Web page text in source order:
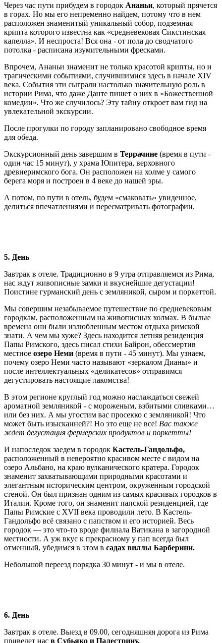
Через час пути прибудем в городок Ананьи, который прячется
в горах. Но мы его непременно найдем, потому что в нем
расположен знаменитый уникальный собор, подземная
крипта которого известна как «средневековая Сикстинская
капелла». И неспроста! Вся она - от пола до сводчатого
потолка - расписана изумительными фресками.
Впрочем, Ананьи знаменит не только красотой крипты, но и
трагическими событиями, случившимися здесь в начале XIV
века. События эти сыграли настолько значительную роль в
истории Рима, что даже Данте пишет о них в «Божественной
комедии». Что же случилось? Эту тайну откроет вам гид на
увлекательной экскурсии.
После прогулки по городу запланировано свободное время
для обеда.
Экскурсионный день завершим в Террачине (время в пути -
один час 15 минут), у храма Юпитера, верховного
древнеримского бога. Он расположен на холме у самого
берега моря и построен в 4 веке до нашей эры.
А потом, по пути в отель, будем «смаковать» увиденное,
делиться впечатлениями и пересматривать фотографии.
5. День
Завтрак в отеле. Традиционно в 9 утра отправляемся из Рима,
нас ждут живописные замки и вкуснейшие дегустации!
Поистине гурманский день с земляникой, сыром и поркеттой.
Мы совершим незабываемое путешествие по средневековым
городкам, расположенным на живописных холмах. В былые
времена они были излюбленным местом отдыха римской
знати. А чем мы хуже? Здесь находится летняя резиденция
Папы Римского, здесь писал стихи Байрон, обессмертив
местное озеро Неми (время в пути - 45 минут). Мы узнаем,
почему озеро Неми часто называют «зеркалом Дианы» и
после интеллектуальных «деликатесов» отправимся
дегустировать настоящие лакомства!
В этом регионе круглый год можно наслаждаться свежей
ароматной земляникой - с мороженым, взбитыми сливками…
или без них. А мы угостим вас просекко с земляникой! Что
может быть изысканней?! Но это еще не все! Вас также
ждет дегустация фермерских продуктов и поркетты!
И напоследок заедем в городок Кастель-Гандольфо,
расположенный в невероятно красивом месте с видом на
озеро Альбано, на краю вулканического кратера. Городок
знаменит захватывающими природными красотами и
элегантным историческим центром, окруженным городской
стеной. Он был признан одним из самых красивых городков в
Италии. Кроме того, он знаменит папской резиденцией, где
Папы Римские с XVII века проводили лето. В Кастель-
Гандольфо всё связано с папством и его историей. Весь
городок — это что-то вроде филиала Ватикана в загородной
местности. А уж вкус к прекрасному у пап всегда был
отменный, убедимся в этом в садах виллы Барберини.
Небольшой переезд порядка 30 минут - и мы в отеле.
6. День
Завтрак в отеле. Выезд в 09.00, сегодняшняя дорога из Рима
приведет нас в Субьяко и Палестрину.